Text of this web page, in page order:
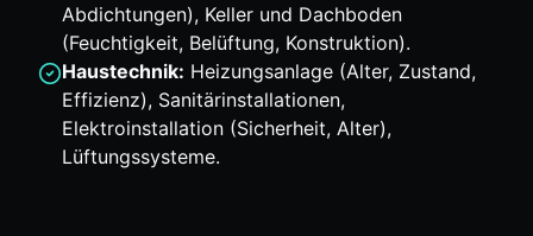
Abdichtungen), Keller und Dachboden
(Feuchtigkeit, Belüftung, Konstruktion).
Haustechnik: Heizungsanlage (Alter, Zustand,
Effizienz), Sanitärinstallationen,
Elektroinstallation (Sicherheit, Alter),
Lüftungssysteme.